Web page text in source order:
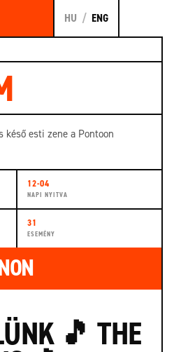
HU / ENG
késő esti zene a Pontoon
12-04
NAPI NYITVA
31
ESEMÉNY
🎵 THE